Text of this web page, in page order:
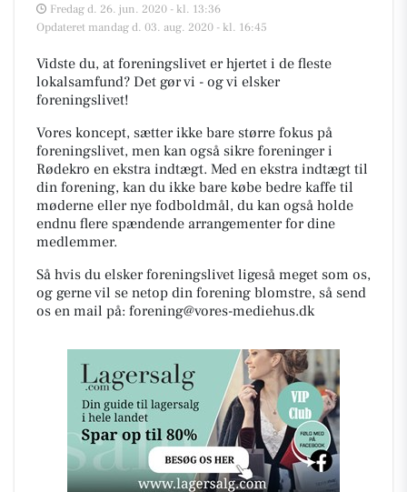
Fredag d. 26. jun. 2020 - kl. 13:36
Opdateret mandag d. 03. aug. 2020 - kl. 16:45
Vidste du, at foreningslivet er hjertet i de fleste
lokalsamfund? Det gør vi - og vi elsker
foreningslivet!
Vores koncept, sætter ikke bare større fokus på
foreningslivet, men kan også sikre foreninger i
Rødekro en ekstra indtægt. Med en ekstra indtægt til
din forening, kan du ikke bare købe bedre kaffe til
møderne eller nye fodboldmål, du kan også holde
endnu flere spændende arrangementer for dine
medlemmer.
Så hvis du elsker foreningslivet ligeså meget som os,
og gerne vil se netop din forening blomstre, så send
os en mail på: forening@vores-mediehus.dk